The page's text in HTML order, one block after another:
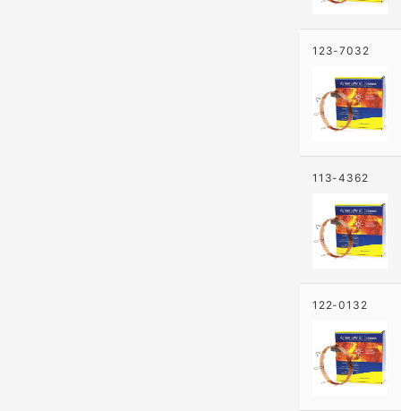
123-7032
113-4362
122-0132